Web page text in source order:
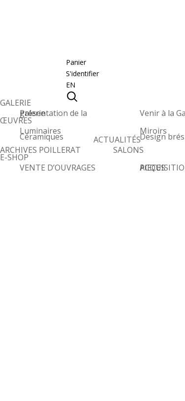
Panier
S'identifier
EN
GALERIE
Présentation de la galerie
Venir à la
ŒUVRES
Luminaires
Miroirs
Céramiques
Design
ARCHIVES POILLERAT
ACTUALITÉS
SALONS
E-SHOP
VENTE D’OUVRAGES
ACQUISITION DE PIECES